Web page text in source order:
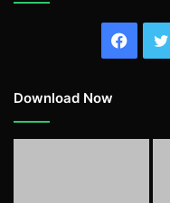
Download Now